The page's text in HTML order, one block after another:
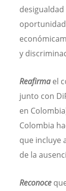
y
Reafirmael
junto con
en
Colombia
que incluye
de la
Reconoce